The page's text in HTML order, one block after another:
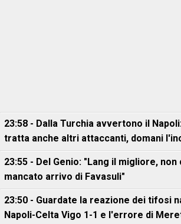
23:58 - Dalla Turchia avvertono il
tratta anche altri attaccanti, domani
23:55 - Del Genio: "Lang il migliore, non
mancato arrivo di Favasuli"
23:50 - Guardate la reazione dei tifosi
Napoli-Celta Vigo 1-1 e l'errore di